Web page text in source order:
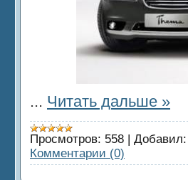
... Читать дальше »
Просмотров: 558 | Добавил:
Комментарии (0)